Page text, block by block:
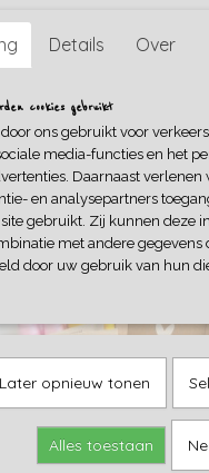
Details Over
cookies gebruikt
ons gebruikt voor
media-functies en het
Daarnaast verlenen
en analysepartners
gebruikt. Zij kunnen deze
met andere gegevens
door uw gebruik van hun
Later opnieuw tonen
Alles toestaan